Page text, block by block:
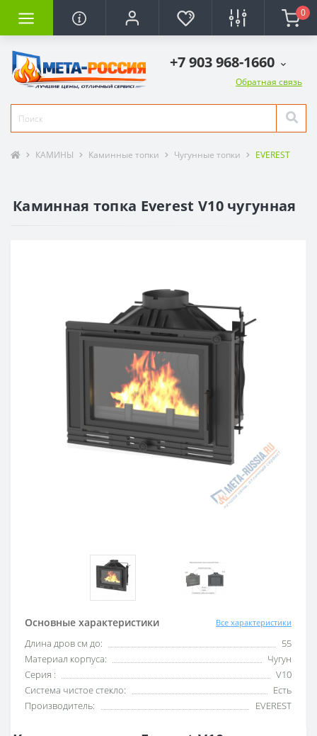
0
+7 903 968-1660
Обратная связь
КАМИНЫ Каминные топки Чугунные топки EVEREST
Каминная топка Everest V10 чугунная
Основные характеристики Все характеристики
Длина дров см до:
55
Материал корпуса:
Чугун
Серия :
V10
Система чистое стекло:
Есть
Производитель:
EVEREST